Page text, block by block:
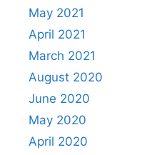
May 2021
April 2021
March 2021
August 2020
June 2020
May 2020
April 2020